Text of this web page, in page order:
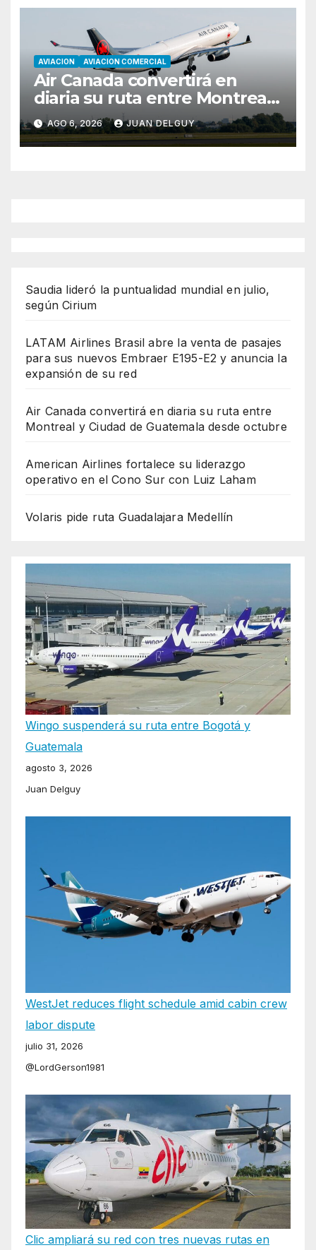
AVIACION AVIACION COMERCIAL
Air Canada convertirá en
diaria su ruta entre Montreal
y Ciudad de Guatemala
desde octubre
AGO 6, 2026 JUAN DELGUY
Saudia lideró la puntualidad mundial en julio,
según Cirium
LATAM Airlines Brasil abre la venta de pasajes
para sus nuevos Embraer E195-E2 y anuncia la
expansión de su red
Air Canada convertirá en diaria su ruta entre
Montreal y Ciudad de Guatemala desde octubre
American Airlines fortalece su liderazgo
operativo en el Cono Sur con Luiz Laham
Volaris pide ruta Guadalajara Medellín
Wingo suspenderá su ruta entre Bogotá y
Guatemala
agosto 3, 2026
Juan Delguy
WestJet reduces flight schedule amid cabin crew
labor dispute
julio 31, 2026
@LordGerson1981
Clic ampliará su red con tres nuevas rutas en